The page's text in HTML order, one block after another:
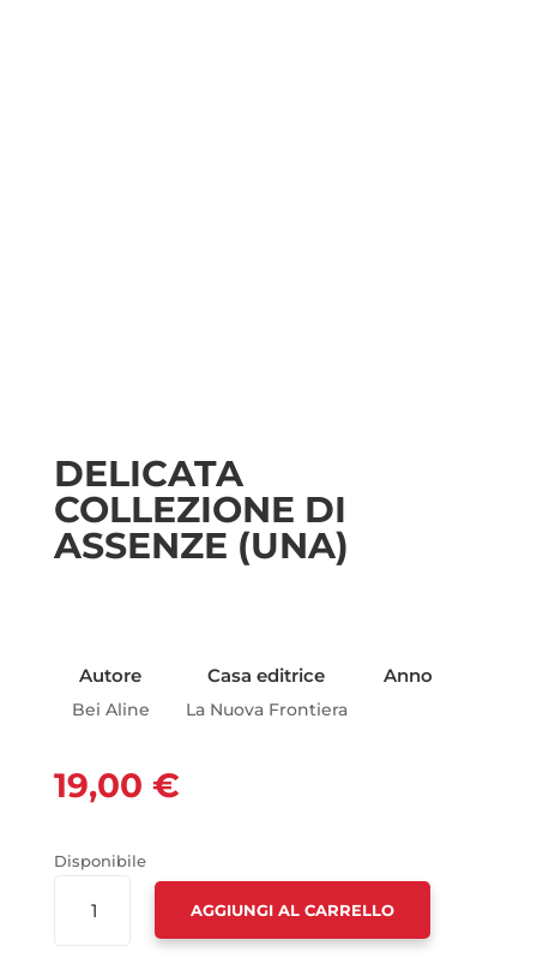
DELICATA
COLLEZIONE DI
ASSENZE (UNA)
Autore
Bei Aline
Casa editrice
La Nuova Frontiera
Anno
19,00 €
Disponibile
COLLEZIONE
AGGIUNGI AL CARRELLO